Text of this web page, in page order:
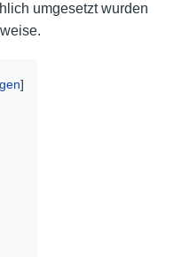
umgesetzt wurden